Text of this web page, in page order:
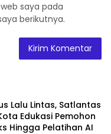
saya pada
berikutnya.
Lalu Lintas, Satlantas
Edukasi Pemohon
Hingga Pelatihan AI